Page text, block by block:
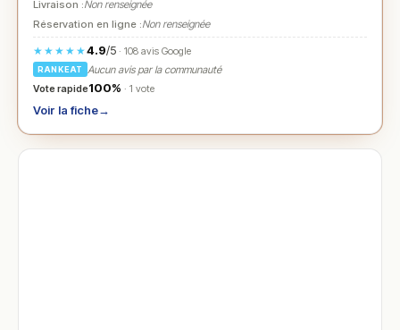
Livraison :Non renseignée
Réservation en ligne :Non renseignée
★★★★★4.9/5· 108 avis Google
RANKEAT
Aucun avis par la communauté
Vote rapide100% · 1 vote
Voir la fiche→